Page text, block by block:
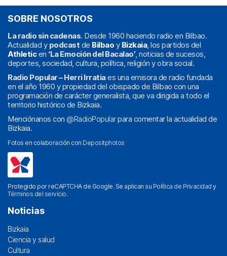
SOBRE NOSOTROS
La radio sin cadenas. Desde 1960 haciendo radio en Bilbao.
Actualidad y podcast de Bilbao y Bizkaia, los partidos del
Athleticen ‘La Emoción del Bacalao’, noticias de sucesos,
deportes, sociedad, cultura, política, religión y obra social.
Radio Popular – Herri Irratiaes una emisora de radio fundada
en el año 1960 y propiedad del obispado de Bilbao con una
programación de carácter generalista, que va dirigida a todo el
territorio histórico de Bizkaia.
Menciónanos con @RadioPopularpara comentar la actualidad de
Bizkaia.
Fotos en colaboración con Depositphotos
Protegido por reCAPTCHA de Google. Se aplican su Política de Privacidad y
Términos del servicio.
Noticias
Bizkaia
Ciencia y salud
Cultura